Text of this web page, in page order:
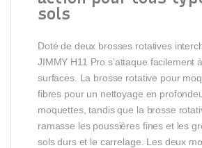
sols
Doté de deux brosses rotatives
JIMMY H11 Pro s’attaque facilement
surfaces. La brosse rotative pour
fibres pour un nettoyage en
moquettes, tandis que la brosse
ramasse les poussières fines et les
sols durs et le carrelage. Les deux